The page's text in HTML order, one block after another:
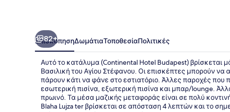
82+
ΕπισκόπησηΔωμάτιαΤοποθεσίαΠολιτικές
Αυτό το κατάλυμα (Continental Hotel Budapest) βρίσκεται
Βασιλική του Αγίου Στέφανου. Οι επισκέπτες μπορούν
πάρουν κάτι να φάνε στο εστιατόριο. Άλλες παροχές που
εσωτερική πισίνα, εξωτερική πισίνα και μπαρ/lounge.
πρωινό. Τα μέσα μαζικής μεταφοράς είναι σε πολύ
Blaha Lujza ter βρίσκεται σε απόσταση 4 λεπτών και το